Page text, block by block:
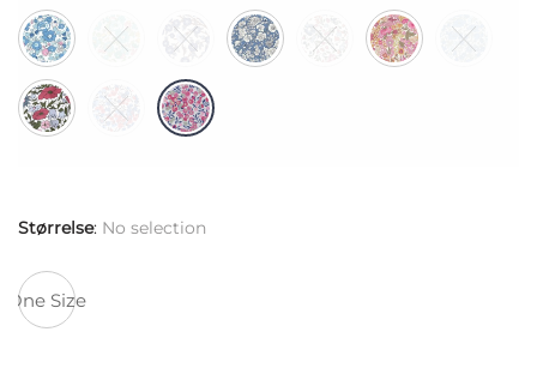
Størrelse: No selection
One Size